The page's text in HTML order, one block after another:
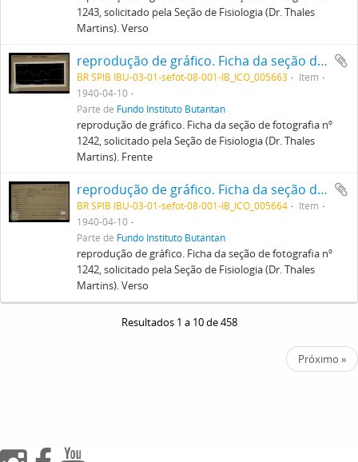
1243, solicitado pela Seção de Fisiologia (Dr. Thales
Martins). Verso
reprodução de gráfico. Ficha da seção de fotografia nº 1242, solicitado pela Seção de Fisiologia (Dr. Thales Martins). Frente
BR SPIB IBU-03-01-sefot-08-001-IB_ICO_005663
Item
1940-04-10
Parte de Fundo Instituto Butantan
reprodução de gráfico. Ficha da seção de fotografia nº
1242, solicitado pela Seção de Fisiologia (Dr. Thales
Martins). Frente
reprodução de gráfico. Ficha da seção de fotografia nº 1242, solicitado pela Seção de Fisiologia (Dr. Thales Martins). Verso
BR SPIB IBU-03-01-sefot-08-001-IB_ICO_005664
Item
1940-04-10
Parte de Fundo Instituto Butantan
reprodução de gráfico. Ficha da seção de fotografia nº
1242, solicitado pela Seção de Fisiologia (Dr. Thales
Martins). Verso
Resultados 1 a 10 de 458
Próximo »